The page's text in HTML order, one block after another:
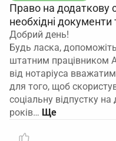
Право на додаткову
необхідні
Добрий день!
Будь ласка,
штатним працівником
від нотаріуса
для того, щоб
соціальну відпустку на
років…